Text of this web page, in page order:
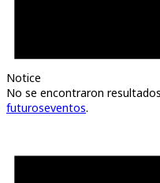
Notice
No se encontraron
futuroseventos.